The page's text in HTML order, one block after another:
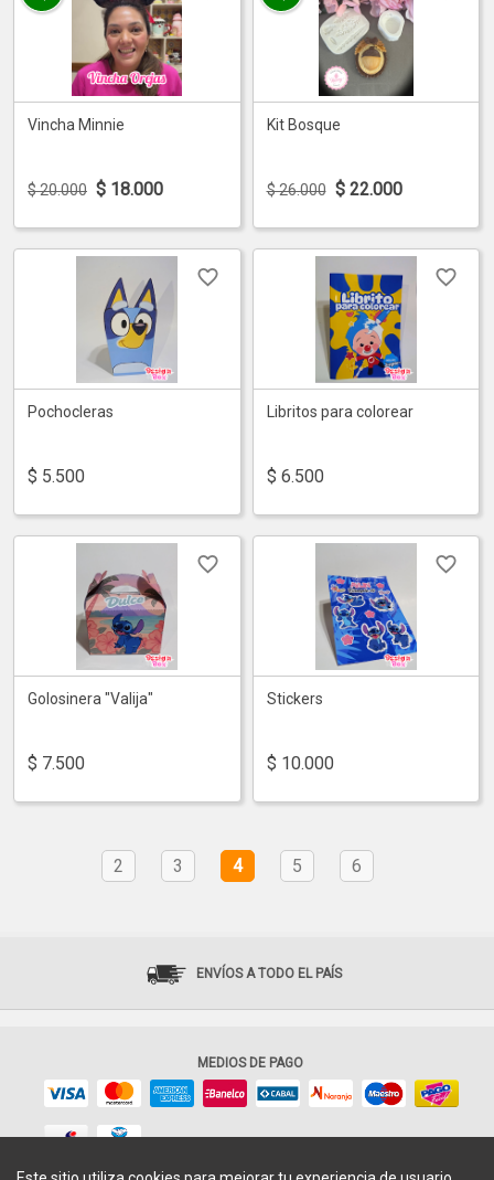
Vincha Minnie
$ 20.000 $ 18.000
Kit Bosque
$ 26.000 $ 22.000
Pochocleras
$ 5.500
Libritos para colorear
$ 6.500
Golosinera "Valija"
$ 7.500
Stickers
$ 10.000
2 3 4 5 6
ENVÍOS A TODO EL PAÍS
MEDIOS DE PAGO